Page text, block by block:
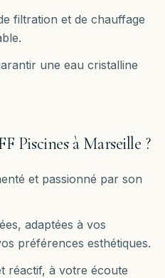
filtration et de chauffage
une eau cristalline
Piscines à Marseille ?
et passionné par son
adaptées à vos
préférences esthétiques.
réactif, à votre écoute